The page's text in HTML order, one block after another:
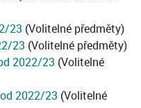
23 (Volitelné předměty)
23 (Volitelné předměty)
2022/23 (Volitelné
2022/23 (Volitelné